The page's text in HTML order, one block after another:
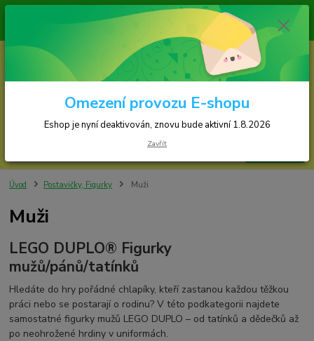
odesílány v pondělí, středu a ve čtvrtek!
je nyní deaktivován, znovu bude spuštěn 1.8.2026!!!
za 0,00 Kč
Úvod Postavičky, Figurky Muži
Muži
LEGO DUPLO® Figurky
mužů/pánů/tatínků
Hledáte do hry pořádné chlapíky, kteří zastanou každou těžkou
práci nebo se postarají o rodinu? V této podkategorii najdete
samostatné figurky mužů LEGO DUPLO – od tatínků a dědečků až
po neohrožené hrdiny v uniformách.
Omezení provozu E-shopu
Eshop je nyní deaktivován, znovu bude aktivní 1.8.2026
Zavřít